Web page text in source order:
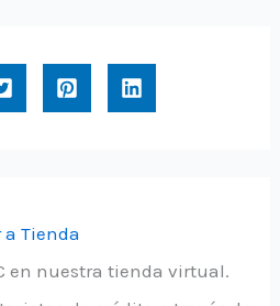
a Tienda
en nuestra tienda virtual.